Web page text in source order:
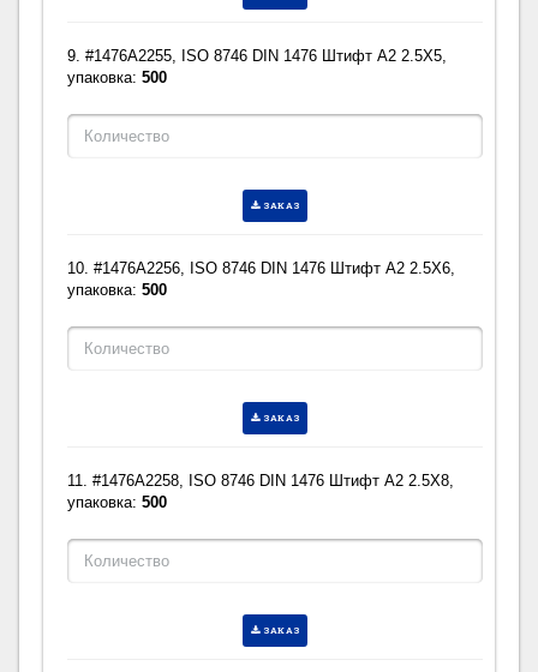
9. #1476A2255, ISO 8746 DIN 1476 Штифт A2 2.5X5,
упаковка:500
ЗАКАЗ
10. #1476A2256, ISO 8746 DIN 1476 Штифт A2 2.5X6,
упаковка:500
ЗАКАЗ
11. #1476A2258, ISO 8746 DIN 1476 Штифт A2 2.5X8,
упаковка:500
ЗАКАЗ